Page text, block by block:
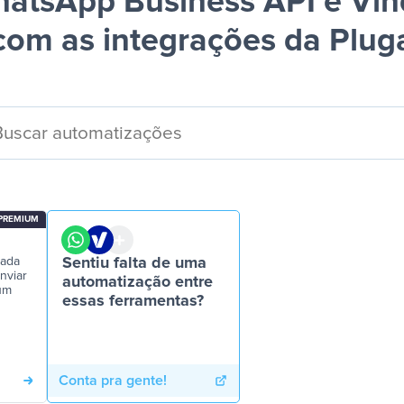
as integrações da
Sentiu falta de uma
automatização entre
essas ferramentas?
Conta pra gente!